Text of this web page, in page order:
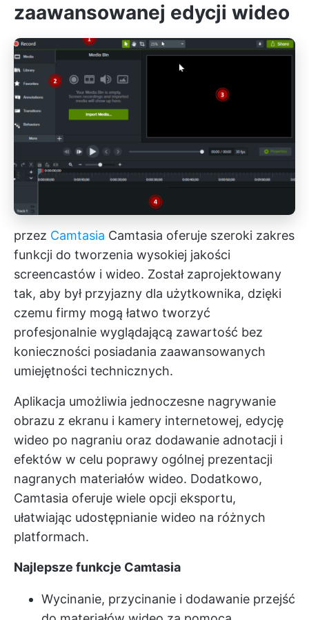
zaawansowanej edycji wideo
przez Camtasia Camtasia oferuje szeroki zakres
funkcji do tworzenia wysokiej jakości
screencastów i wideo. Został zaprojektowany
tak, aby był przyjazny dla użytkownika, dzięki
czemu firmy mogą łatwo tworzyć
profesjonalnie wyglądającą zawartość bez
konieczności posiadania zaawansowanych
umiejętności technicznych.
Aplikacja umożliwia jednoczesne nagrywanie
obrazu z ekranu i kamery internetowej, edycję
wideo po nagraniu oraz dodawanie adnotacji i
efektów w celu poprawy ogólnej prezentacji
nagranych materiałów wideo. Dodatkowo,
Camtasia oferuje wiele opcji eksportu,
ułatwiając udostępnianie wideo na różnych
platformach.
Najlepsze funkcje Camtasia
Wycinanie, przycinanie i dodawanie przejść